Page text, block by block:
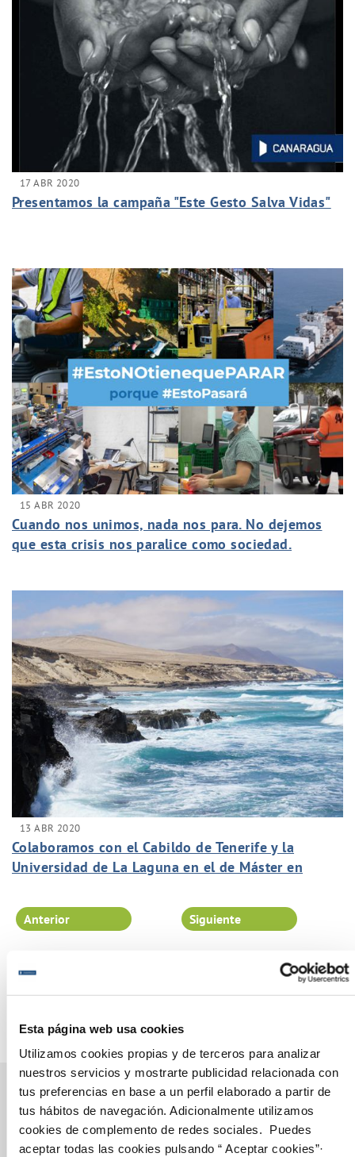
Esta página web usa cookies
Utilizamos cookies propias y de terceros para analizar
nuestros servicios y mostrarte publicidad relacionada con
tus preferencias en base a un perfil elaborado a partir de
tus hábitos de navegación. Adicionalmente utilizamos
cookies de complemento de redes sociales. Puedes
aceptar todas las cookies pulsando “ Aceptar cookies”·
17 ABR 2020
Presentamos la campaña "Este Gesto Salva Vidas"
15 ABR 2020
Cuando nos unimos, nada nos para. No dejemos
que esta crisis nos paralice como sociedad.
13 ABR 2020
Colaboramos con el Cabildo de Tenerife y la
Universidad de La Laguna en el de Máster en
Página 92 de 102
Anterior Siguiente
Gestiones Online